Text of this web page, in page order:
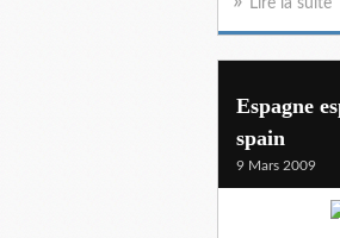
Lire la suite
Espagne
spain
9 Mars 2009